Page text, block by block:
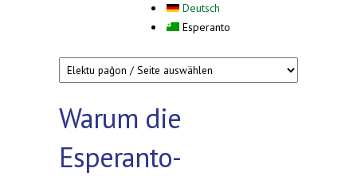
Deutsch
Esperanto
Warum die
Esperanto-